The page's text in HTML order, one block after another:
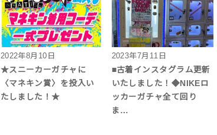
2022年8月10日
★スニーカーガチャに
〈マネキン賞〉を投入い
たしました！★
2023年7月11日
■古着インスタグラム更新
いたしました！◆NIKEロ
ッカーガチャ全て回り
ま…